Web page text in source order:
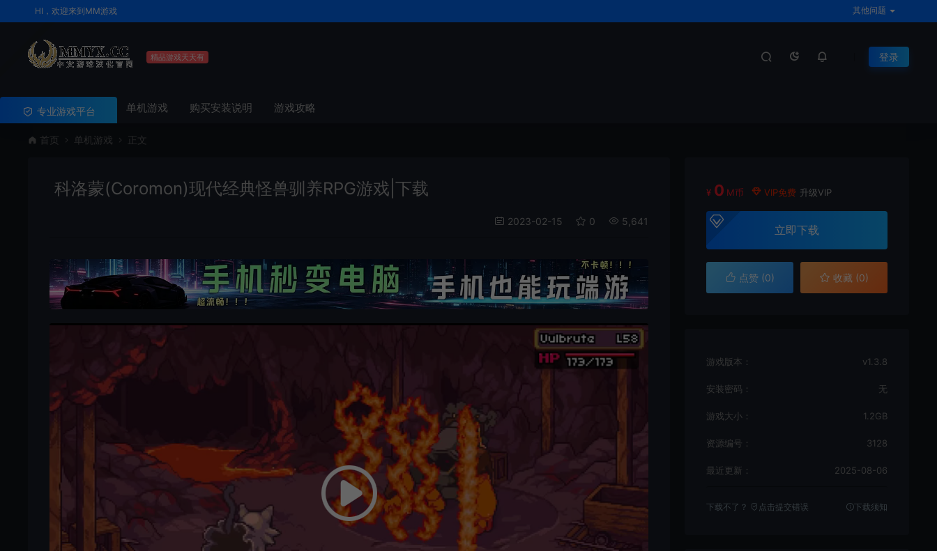
HI，欢迎来到MM游戏 其他问题
精品游戏天天有 登录
专业游戏平台 单机游戏 购买安装说明 游戏攻略
首页 单机游戏 正文
科洛蒙(Coromon)现代经典怪兽驯养RPG游戏|下载
2023-02-15 0 5,641
¥ 0 M币 VIP免费 升级VIP
立即下载
点赞 (0) 收藏 (0)
游戏版本： v1.3.8
安装密码： 无
游戏大小： 1.2GB
资源编号： 3128
最近更新： 2025-08-06
下载不了？ 点击提交错误 下载须知